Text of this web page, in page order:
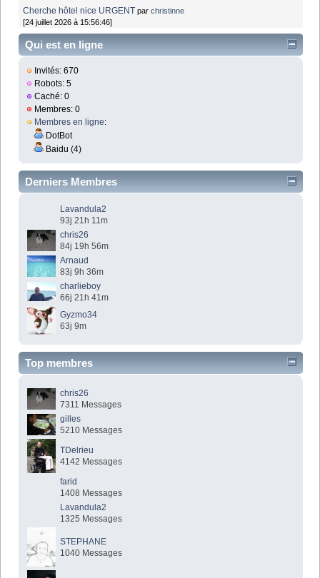
Cherche hôtel nice URGENT parchristinne
[24 juillet 2026 à 15:56:46]
Qui est en ligne
Invités: 670
Robots: 5
Caché: 0
Membres: 0
Membres en ligne:
DotBot
Baidu (4)
Derniers Membres
Lavandula2
93j 21h 11m
chris26
84j 19h 56m
Arnaud
83j 9h 36m
charlieboy
66j 21h 41m
Gyzmo34
63j 9m
Top membres
chris26
7311 Messages
gilles
5210 Messages
TDelrieu
4142 Messages
farid
1408 Messages
Lavandula2
1325 Messages
STEPHANE
1040 Messages